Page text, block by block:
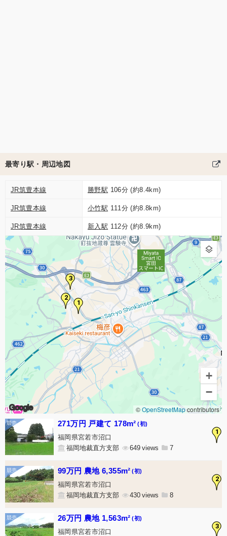
最寄り駅・周辺地図
JR筑豊本線 勝野駅 106分 (約8.4km)
JR筑豊本線 小竹駅 111分 (約8.8km)
JR筑豊本線 新入駅 112分 (約8.9km)
1
2
3
Google
+
−
©OpenStreetMapcontributors
1
271万円 戸建て 178m² (初)
福岡県宮若市沼口
福岡地裁直方支部
649 7
2
99万円 農地 6,355m² (初)
福岡県宮若市沼口
福岡地裁直方支部
430 8
3
26万円 農地 1,563m² (初)
福岡県宮若市沼口